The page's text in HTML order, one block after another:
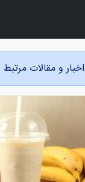
اخبار و مقالات مرتبط